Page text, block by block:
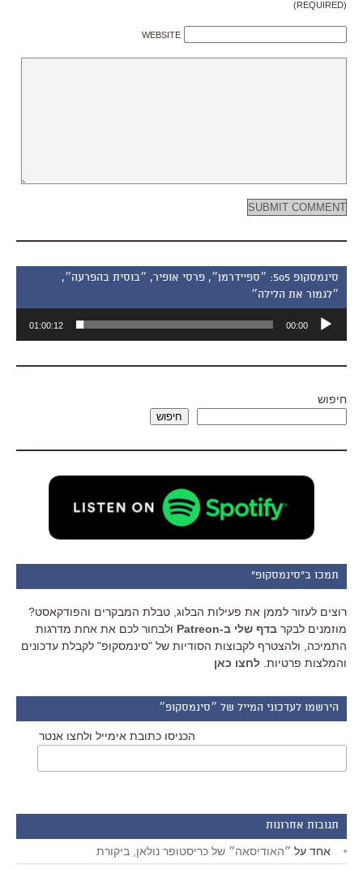
(REQUIRED)
WEBSITE
סינמסקופ 505: ״ספיידרמן״, פרסי אופיר, ״בוסית בהפרעה״,
״לגמור את הלילה״
אודיו
00:00
01:00:12
חיפוש
חיפוש
תמכו ב"סינמסקופ"
רוצים לעזור לממן את פעילות הבלוג, טבלת המבקרים והפודקאסט?
מוזמנים לבקר בדף שלי ב-Patreon
ולבחור לכם את אחת מדרגות
התמיכה, ולהצטרף לקבוצות הסודיות של "סינמסקופ" לקבלת עדכונים
והמלצות פרטיות. לחצו כאן
הירשמו לעדכוני המייל של ״סינמסקופ״
הכניסו כתובת אימייל ולחצו אנטר
תגובות אחרונות
אחד על ״האודיסאה״ של כריסטופר נולאן, ביקורת